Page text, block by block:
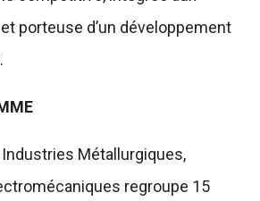
porteuse d’un développement
Métallurgiques,
regroupe 15